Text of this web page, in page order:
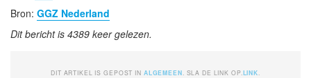
Bron: GGZ Nederland
Dit bericht is 4389 keer gelezen.
DIT ARTIKEL IS GEPOST IN ALGEMEEN . SLA DE LINK OP. LINK